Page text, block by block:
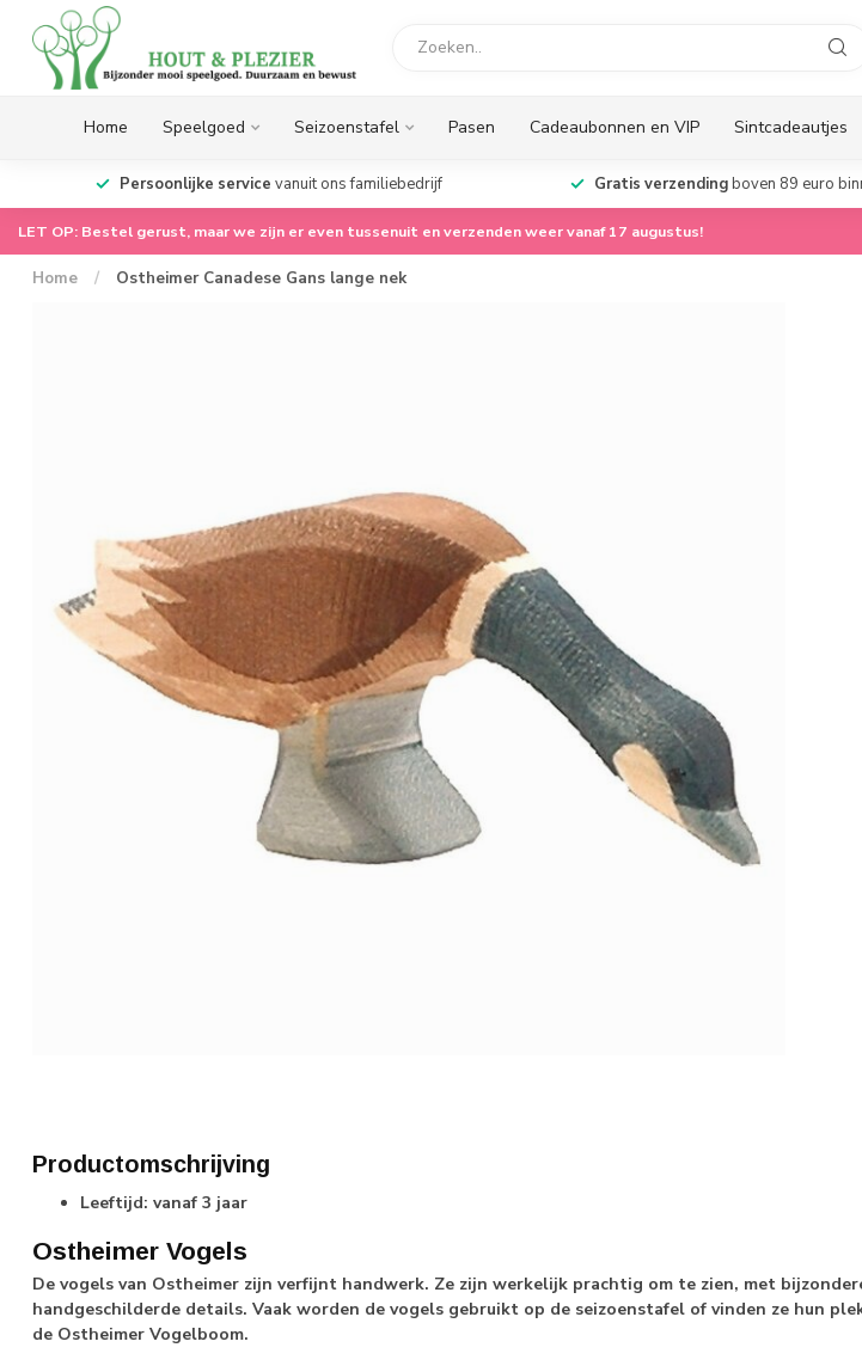
Home Speelgoed Seizoenstafel Pasen Cadeaubonnen en VIP Sintcadeautjes
Persoonlijke service vanuit ons familiebedrijf Gratis verzendingboven 89 euro
LET OP: Bestel gerust, maar we zijn er even tussenuit en verzenden weer vanaf 17 augustus!
Home / Ostheimer Canadese Gans lange nek
Productomschrijving
Leeftijd: vanaf 3 jaar
Ostheimer Vogels
De vogels van Ostheimer zijn verfijnt handwerk. Ze zijn werkelijk prachtig om te zien, met
handgeschilderde details. Vaak worden de vogels gebruikt op de seizoenstafel of vinden ze hun
de Ostheimer Vogelboom.